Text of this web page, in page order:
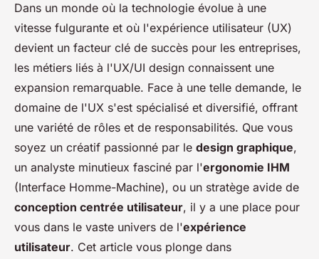
Dans un monde où la technologie évolue à une
vitesse fulgurante et où l'expérience utilisateur (UX)
devient un facteur clé de succès pour les entreprises,
les métiers liés à l'UX/UI design connaissent une
expansion remarquable. Face à une telle demande, le
domaine de l'UX s'est spécialisé et diversifié, offrant
une variété de rôles et de responsabilités. Que vous
soyez un créatif passionné par le design graphique,
un analyste minutieux fasciné par l'ergonomie IHM
(Interface Homme-Machine), ou un stratège avide de
conception centrée utilisateur, il y a une place pour
vous dans le vaste univers de l'expérience
utilisateur. Cet article vous plonge dans